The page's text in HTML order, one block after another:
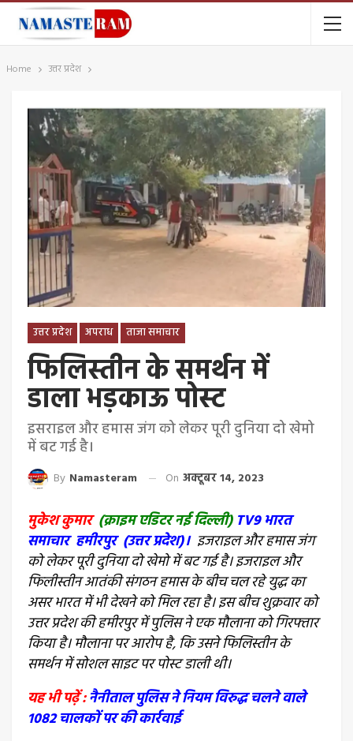
Home उत्तर प्रदेश
उत्तर प्रदेश अपराध ताजा समाचार
फिलिस्तीन के समर्थन में
डाला भड़काऊ पोस्ट
इसराइल और हमास जंग को लेकर पूरी दुनिया दो खेमो
में बट गई है।
By Namasteram On अक्टूबर 14, 2023
मुकेश कुमार (क्राइम एडिटर नई दिल्ली) TV9 भारत
समाचार हमीरपुर (उत्तर प्रदेश)। इजराइल और हमास जंग
को लेकर पूरी दुनिया दो खेमो में बट गई है। इजराइल और
फिलीस्तीन आतंकी संगठन हमास के बीच चल रहे युद्ध का
असर भारत में भी देखने को मिल रहा है। इस बीच शुक्रवार को
उत्तर प्रदेश की हमीरपुर में पुलिस ने एक मौलाना को गिरफ्तार
किया है। मौलाना पर आरोप है, कि उसने फिलिस्तीन के
समर्थन में सोशल साइट पर पोस्ट डाली थी।
यह भी पढ़ें :नैनीताल पुलिस ने नियम विरुद्ध चलने वाले
1082 चालकों पर की कार्रवाई